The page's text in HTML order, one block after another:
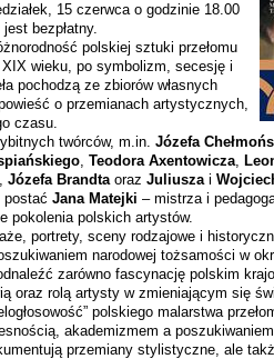
15 czerwca o godzinie 18.00
bezpłatny.
polskiej sztuki przełomu
wieku, po symbolizm, secesję i
pochodzą ze zbiorów własnych
o przemianach artystycznych,
czasu.
twórców, m.in. Józefa
, Teodora Axentowicza,
, Józefa Brandtaoraz Juliuszai
postać Jana Matejki – mistrza i
pokolenia polskich artystów.
portrety, sceny rodzajowe i
narodowej tożsamości w
zarówno fascynację polskim
oraz rolą artysty w zmieniającym się
polskiego malarstwa
akademizmem a
przemiany stylistyczne, ale